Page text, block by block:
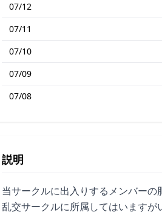
07/12
07/11
07/10
07/09
07/08
説明
当サークルに出入りするメンバーの
乱交サークルに所属してはいます